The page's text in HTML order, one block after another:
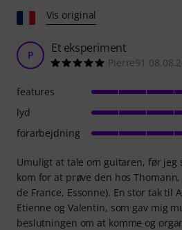
Vis original
P Et eksperiment
Pierre91
Umuligt at tale om guitaren, før jeg
kom for at prøve den hos
de France, Essonne). En stor tak til
Etienne og Valentin, som gav mig
beslutningen om at komme og
features
lyd
forarbejdning